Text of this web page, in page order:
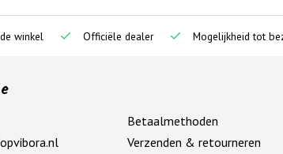
winkel Officiële dealer Mogelijkheid tot
Betaalmethoden
Verzenden & retourneren